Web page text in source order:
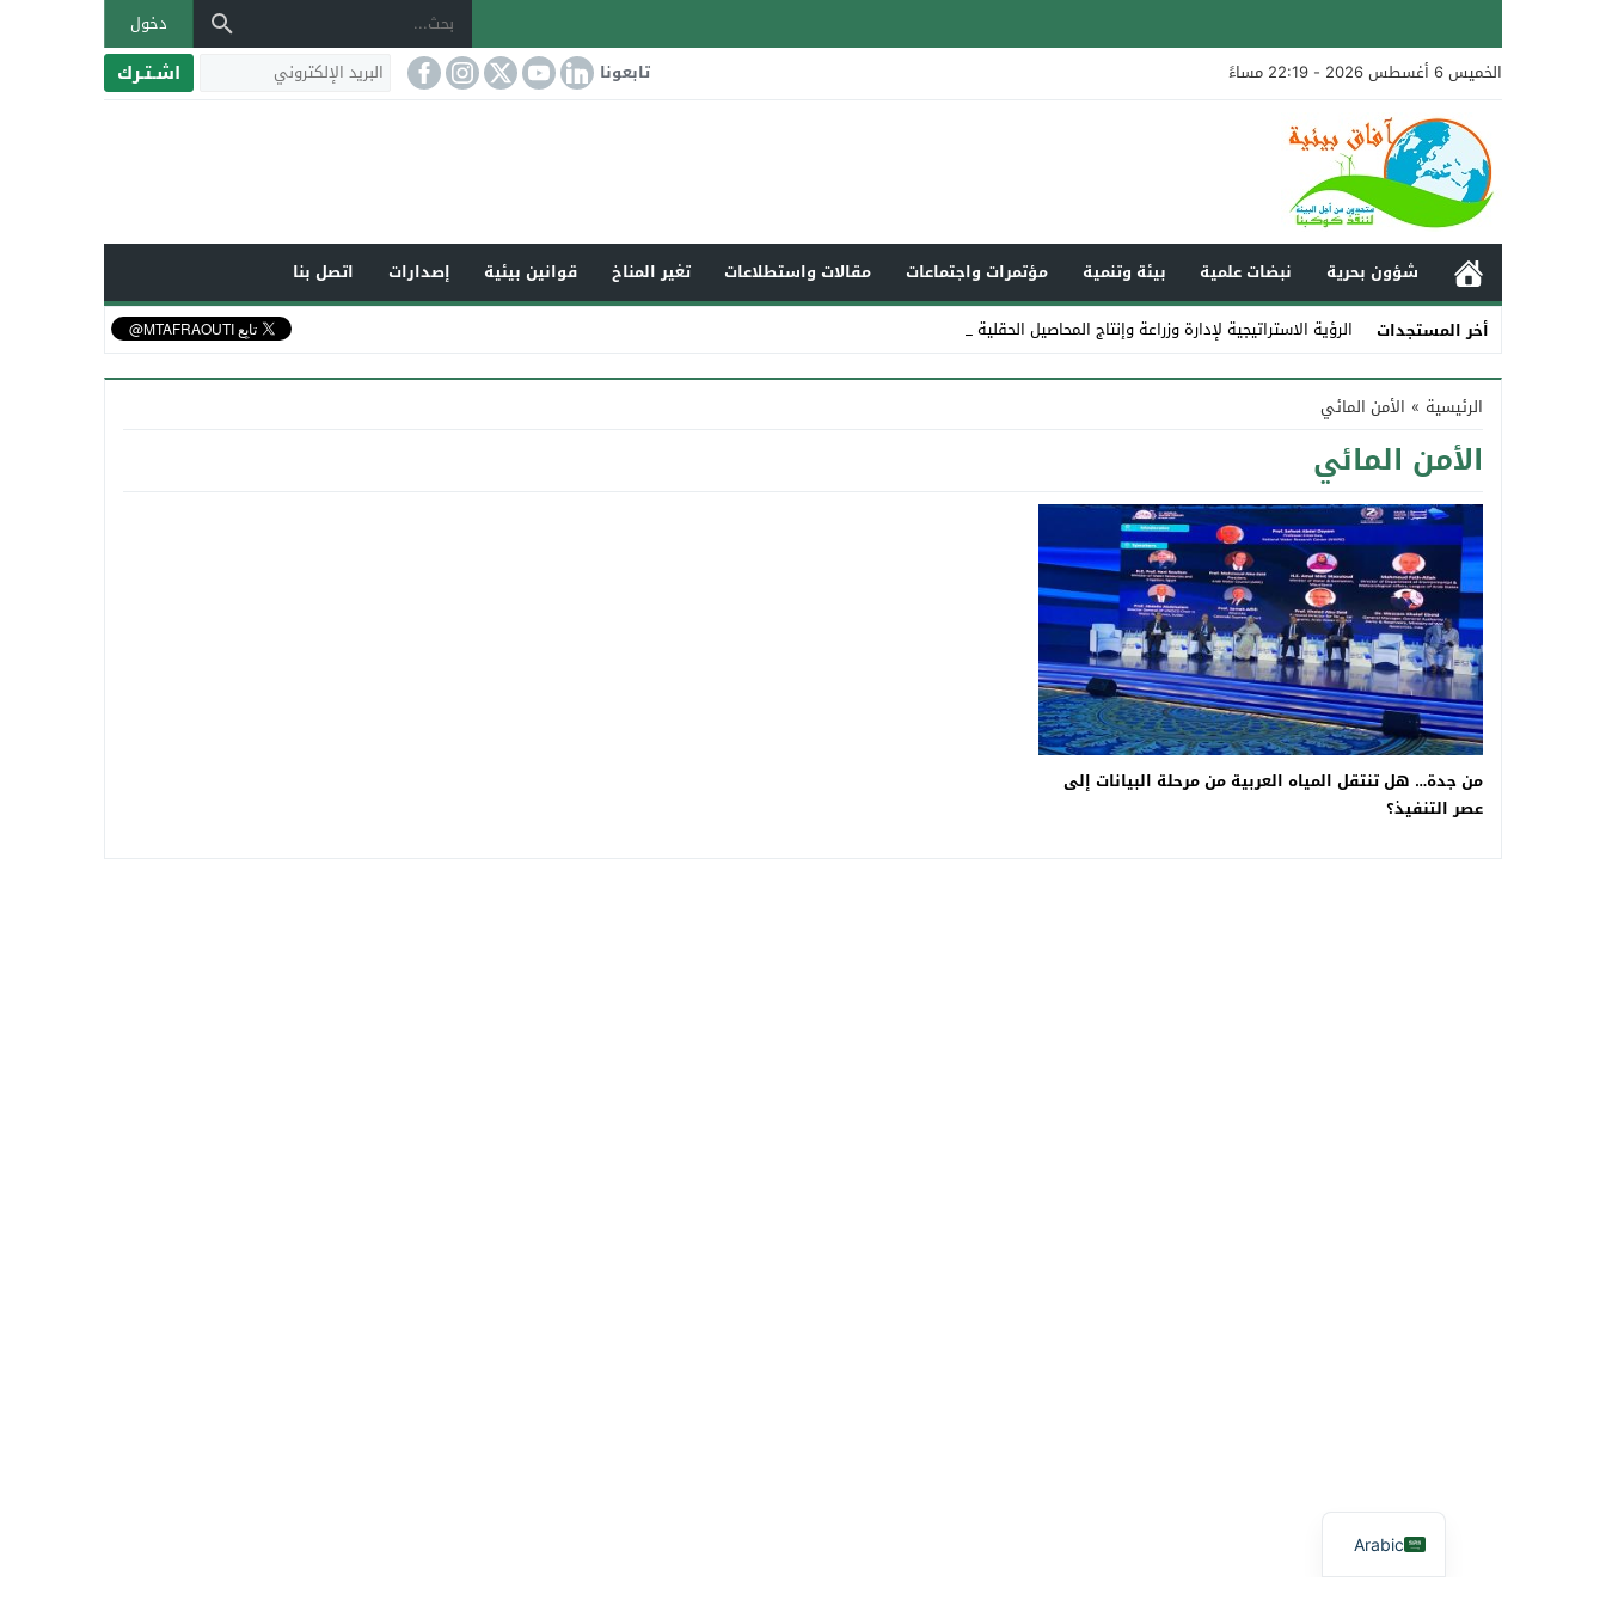
دخول
الخميس 6 أغسطس 2026 - 22:19 مساءً
تابعونا اشـتـرك
شؤون بحرية نبضات علمية بيئة وتنمية مؤتمرات واجتماعات مقالات واستطلاعات تغير المناخ قوانين بيئية إصدارات
اتصل بنا
أخر المستجدات
الرؤية الاستراتيجية لإدارة وزراعة وإنتاج المحاصيل الحقلية في ا_
Stop
Previous
Next
الرئيسية » الأمن المائي
الأمن المائي
من جدة… هل تنتقل المياه العربية من مرحلة البيانات إلى
عصر التنفيذ؟
Arabic